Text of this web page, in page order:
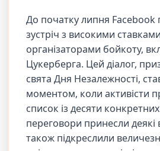
До початку липня Facebook
зустріч з високими
організаторами бойкоту,
Цукерберга. Цей діалог,
свята Дня Незалежності,
моментом, коли активісти
список із десяти
переговори принесли
також підкреслили